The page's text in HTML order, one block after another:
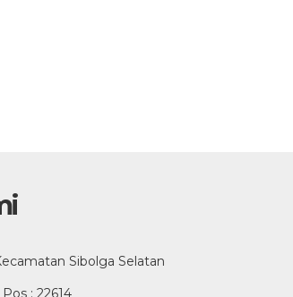
Sibolga Selatan
: 22614